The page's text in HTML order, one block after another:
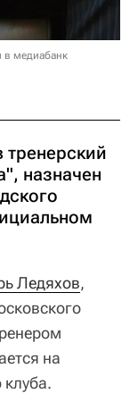
в медиабанк
назначен
Ледяхов,
на
клуба.